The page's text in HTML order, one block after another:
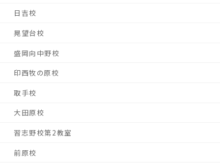
日吉校
晃望台校
盛岡向中野校
印西牧の原校
取手校
大田原校
習志野校第2教室
前原校